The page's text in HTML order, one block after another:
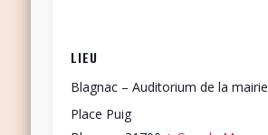
LIEU
Blagnac – Auditorium de la mairie
Place Puig